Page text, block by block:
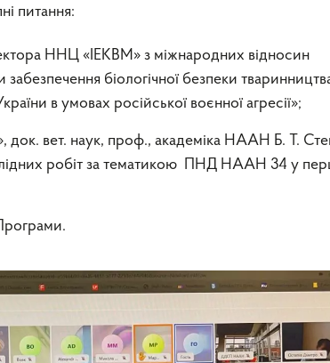
питання:
ННЦ «ІЕКВМ» з міжнародних відносин
біологічної безпеки
в умовах російської воєнної агресії»;
вет. наук, проф., академіка НААН Б. Т.
робіт за тематикою ПНД НААН 34 у